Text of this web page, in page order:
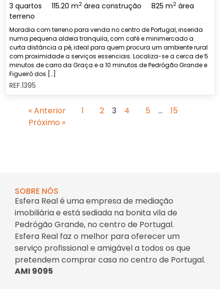
3 quartos 115.20 m2 área construção 825 m2 área
terreno
Moradia com terreno para venda no centro de Portugal, inserida
numa pequena aldeia tranquila, com café e minimercado a
curta distância a pé, ideal para quem procura um ambiente rural
com proximidade a serviços essenciais. Localiza-se a cerca de 5
minutos de carro da Graça e a 10 minutos de Pedrógão Grande e
Figueiró dos […]
REF.1395
« Anterior 1 2 3 4 5 …
15
Próximo »
SOBRE NÓS
Esfera Real é uma empresa de mediação
imobiliária e está sediada na bonita vila de
Pedrógão Grande, no centro de Portugal.
Esfera Real faz o melhor para oferecer um
serviço profissional e amigável a todos os que
pretendem comprar casa no centro de Portugal.
AMI 9095